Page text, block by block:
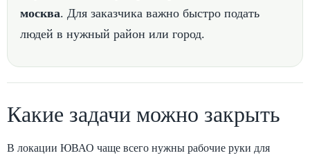
москва. Для заказчика важно быстро подать
людей в нужный район или город.
Какие задачи можно закрыть
В локации ЮВАО чаще всего нужны рабочие руки для